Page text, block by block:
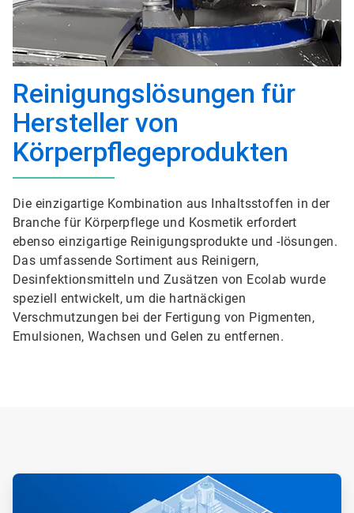
Reinigungslösungen für
Hersteller von
Körperpflegeprodukten
Die einzigartige Kombination aus Inhaltsstoffen in der
Branche für Körperpflege und Kosmetik erfordert
ebenso einzigartige Reinigungsprodukte und -lösungen.
Das umfassende Sortiment aus Reinigern,
Desinfektionsmitteln und Zusätzen von Ecolab wurde
speziell entwickelt, um die hartnäckigen
Verschmutzungen bei der Fertigung von Pigmenten,
Emulsionen, Wachsen und Gelen zu entfernen.
ArticleTile